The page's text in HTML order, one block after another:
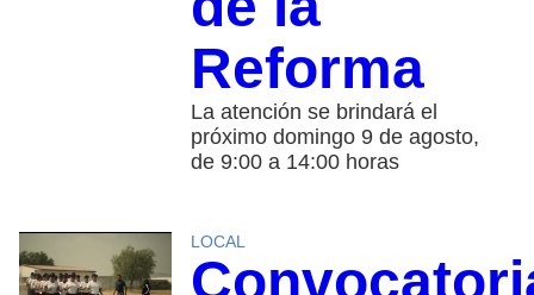
Reforma
La atención se brindará el
próximo domingo 9 de agosto,
de 9:00 a 14:00 horas
LOCAL